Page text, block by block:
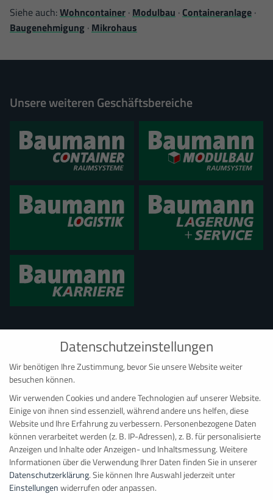
Siehe auch:Wohncontainer · Modulbau · Containeranlage ·
Baugenehmigung · Mikrohaus
Unsere weiteren Geschäftsbereiche
BAUMANN CONTAINER RAUMSYSTEME
Hauptdepot Bonn
Ernst-Robert-Curtius-Straße 4
D–53117Bonn
+49 228 98 98 081
Datenschutzeinstellungen
Wir benötigen Ihre Zustimmung, bevor Sie unsere Website weiter
besuchen können.
Wir verwenden Cookies und andere Technologien auf unserer Website.
Einige von ihnen sind essenziell, während andere uns helfen, diese
Website und Ihre Erfahrung zu verbessern. Personenbezogene Daten
können verarbeitet werden (z. B. IP-Adressen), z. B. für personalisierte
Anzeigen und Inhalte oder Anzeigen- und Inhaltsmessung.Weitere
Informationen über die Verwendung Ihrer Daten finden Sie in unserer
Datenschutzerklärung.Sie können Ihre Auswahl jederzeit unter
Einstellungenwiderrufen oder anpassen.